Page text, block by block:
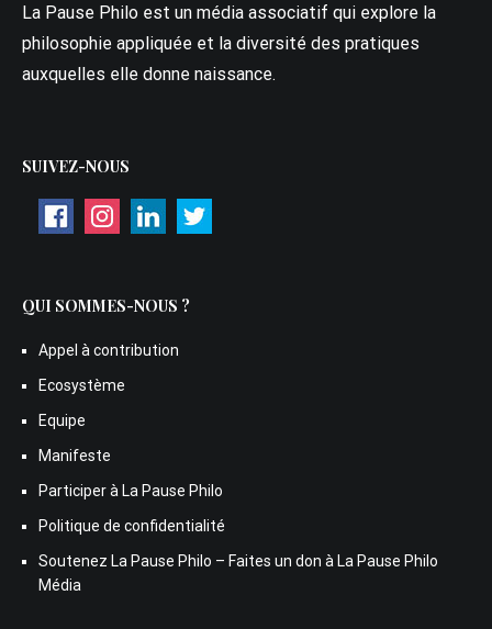
La Pause Philo est un média associatif qui explore la
philosophie appliquée et la diversité des pratiques
auxquelles elle donne naissance.
SUIVEZ-NOUS
QUI SOMMES-NOUS ?
Appel à contribution
Ecosystème
Equipe
Manifeste
Participer à La Pause Philo
Politique de confidentialité
Soutenez La Pause Philo – Faites un don à La Pause Philo
Média